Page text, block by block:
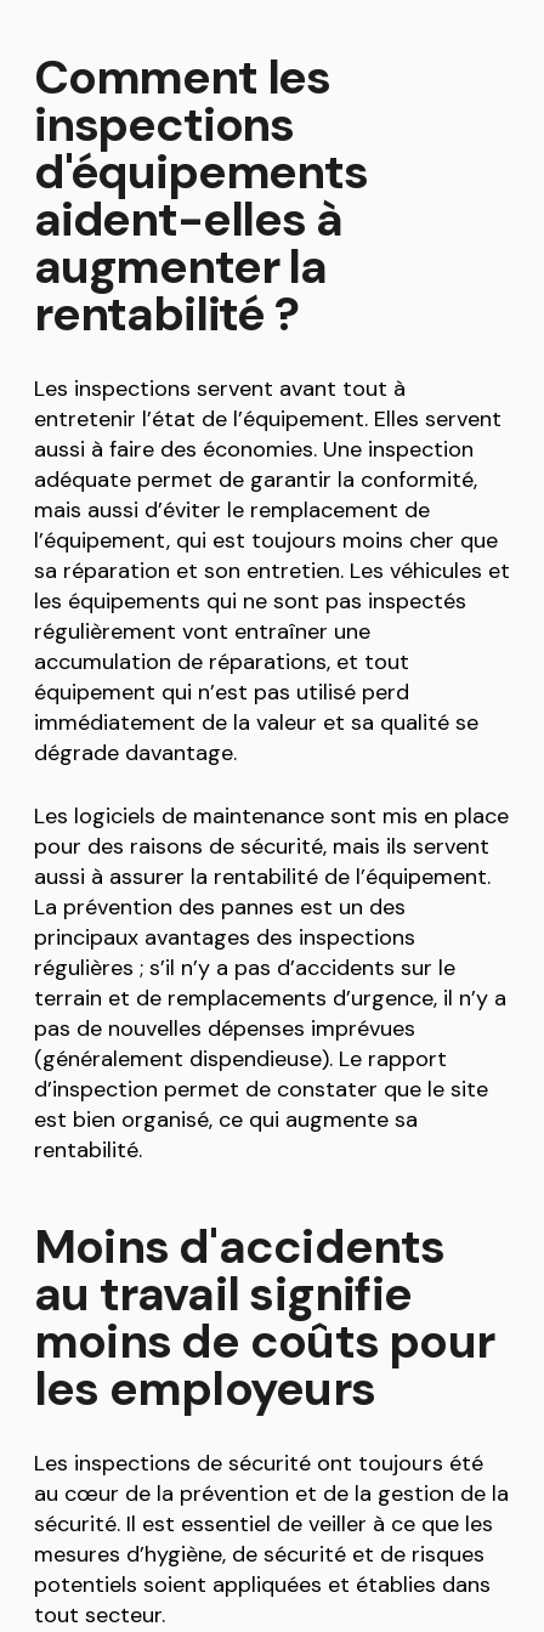
Comment les
inspections
d'équipements
aident-elles à
augmenter la
rentabilité ?
Les inspections servent avant tout à
entretenir l’état de l’équipement. Elles servent
aussi à faire des économies. Une inspection
adéquate permet de garantir la conformité,
mais aussi d’éviter le remplacement de
l’équipement, qui est toujours moins cher que
sa réparation et son entretien. Les véhicules et
les équipements qui ne sont pas inspectés
régulièrement vont entraîner une
accumulation de réparations, et tout
équipement qui n’est pas utilisé perd
immédiatement de la valeur et sa qualité se
dégrade davantage.
Les logiciels de maintenance sont mis en place
pour des raisons de sécurité, mais ils servent
aussi à assurer la rentabilité de l’équipement.
La prévention des pannes est un des
principaux avantages des inspections
régulières ; s’il n’y a pas d’accidents sur le
terrain et de remplacements d’urgence, il n’y a
pas de nouvelles dépenses imprévues
(généralement dispendieuse). Le rapport
d’inspection permet de constater que le site
est bien organisé, ce qui augmente sa
rentabilité.
Moins d'accidents
au travail signifie
moins de coûts pour
les employeurs
Les inspections de sécurité ont toujours été
au cœur de la prévention et de la gestion de la
sécurité. Il est essentiel de veiller à ce que les
mesures d’hygiène, de sécurité et de risques
potentiels soient appliquées et établies dans
tout secteur.